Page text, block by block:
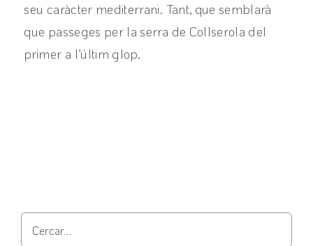
seu caràcter mediterrani. Tant, que semblarà
que passeges per la serra de Collserola del
primer a l’últim glop.